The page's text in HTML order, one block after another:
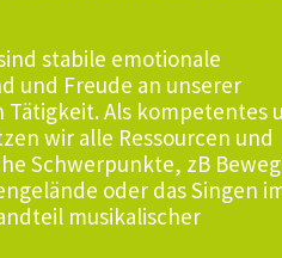
stabile emotionale
und Freude an unserer
Als kompetentes
wir alle Ressourcen und
Schwerpunkte, zB
oder das Singen
musikalischer